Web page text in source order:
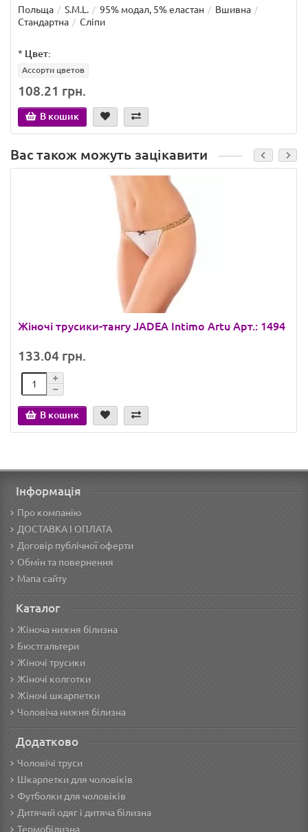
Польща S.M.L. 95% модал, 5% еластан
Вшивна
Стандартна
Сліпи
* Цвет:
Ассорти цветов
108.21 грн.
В кошик
Вас також можуть зацікавити
Жіночі трусики-тангу JADEA Intimo Artu Арт.: 1494
133.04 грн.
В кошик
Інформація
Про компанію
ДОСТАВКА І ОПЛАТА
Договір публічної оферти
Обмін та повернення
Мапа сайту
Каталог
Жіноча нижня білизна
Бюстгальтери
Жіночі трусики
Жіночі колготки
Жіночі шкарпетки
Чоловіча нижня білизна
Додатково
Чоловічі труси
Шкарпетки для чоловіків
Футболки для чоловіків
Дитячий одяг і дитяча білизна
Термобілизна